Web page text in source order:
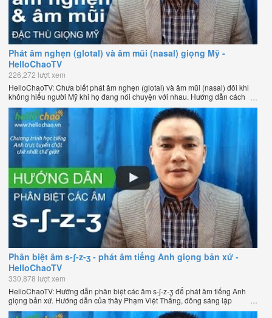
Phát âm nghẹn (glotal) và âm mũi (nasal) giọng Mỹ -
HelloChaoTV
226,272 lượt xem
HelloChaoTV: Chưa biết phát âm nghẹn (glotal) và âm mũi (nasal) đôi khi
không hiểu người Mỹ khi họ đang nói chuyện với nhau. Hướng dẫn cách
phát âm tiếng Anh giọng Mỹ theo phương pháp đọc tách ghép âm đặc biệt
của thầy Phạm Việt Thắng, đồng sáng lập HelloChao.vn - Chương trình
dạy tiếng Anh trực tuyến chặt chẽ nhất thế giới.
Phân biệt âm s-ʃ-z-ʒ - phát âm tiếng Anh giọng bản xứ -
HelloChaoTV
330,878 lượt xem
HelloChaoTV: Hướng dẫn phân biệt các âm s-ʃ-z-ʒ để phát âm tiếng Anh
giọng bản xứ. Hướng dẫn của thầy Phạm Việt Thắng, đồng sáng lập
HelloChao.vn - Chương trình dạy tiếng Anh trực tuyến chặt chẽ nhất thế